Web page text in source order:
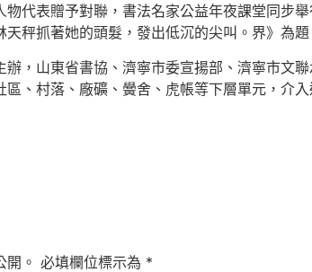
代表贈予對聯，書法名家公益年夜課堂同步舉
天秤抓著她的頭髮，發出低沉的尖叫。界》為
，山東省書協、濟寧市委宣揚部、濟寧市文
區、村落、廠礦、黌舍、虎帳等下層單元，介入
。 必填欄位標示為 *